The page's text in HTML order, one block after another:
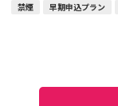
禁煙 早期申込プラン